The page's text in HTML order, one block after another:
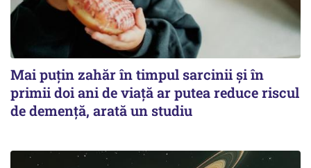
Mai puțin zahăr în timpul sarcinii și în
primii doi ani de viață ar putea reduce riscul
de demență, arată un studiu